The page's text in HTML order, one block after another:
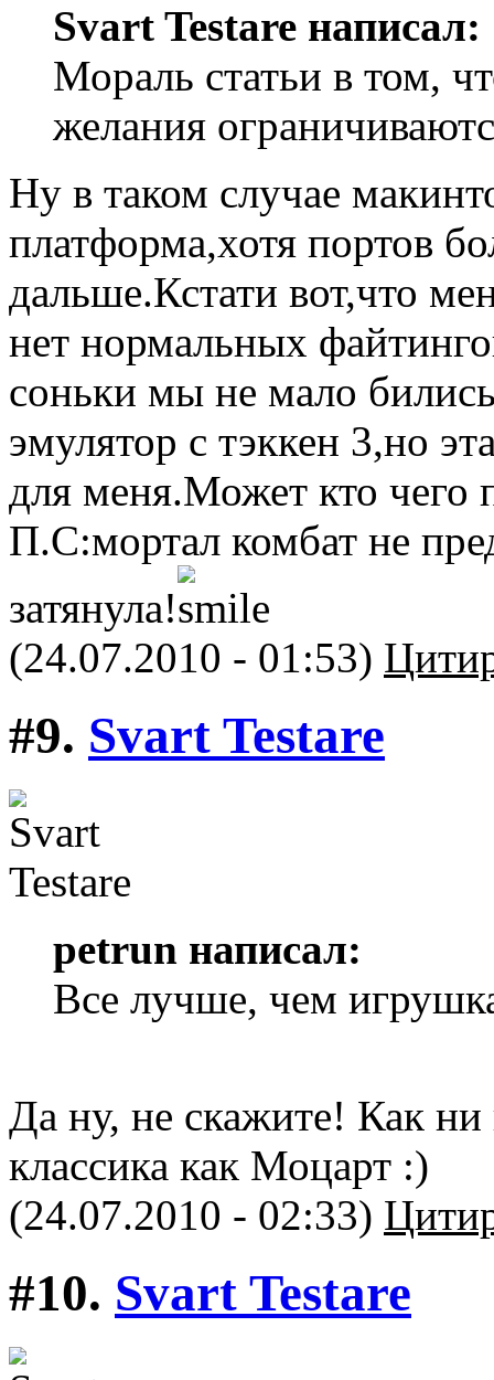
Svart Testare написал:
Мораль статьи в том,
желания
Ну в таком случае
платформа,хотя портов
дальше.Кстати вот,что
нет нормальных
соньки мы не мало
эмулятор с тэккен 3,но
для меня.Может кто чего
П.С:мортал комбат не
затянула!
(24.07.2010 - 01:53)
#9. Svart Testare
petrun написал:
Все лучше, чем
Да ну, не скажите! Как
классика как Моцарт :)
(24.07.2010 - 02:33)
#10. Svart Testare